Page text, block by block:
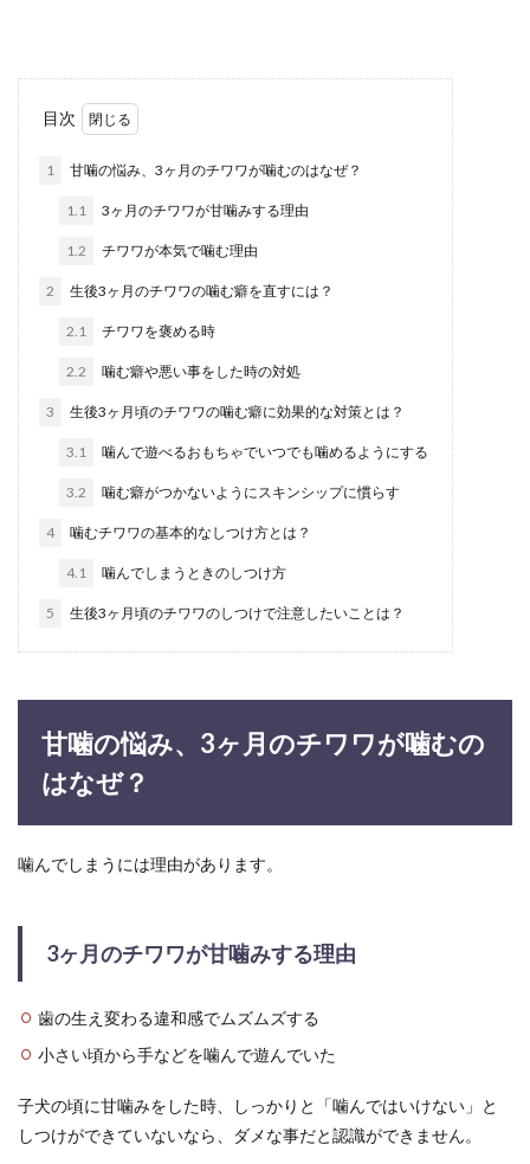
魚焼きグリルの掃除方法！内部のベタ
お魚を焼いた後の魚焼きグリルの内部には、ベタ
ベタ汚れや頑固な焦げ付き汚れが残っていますよ
ね。油断して...
メダカは水草を食べるのは本当？メダ
カにおすすめの水草はコレ！
メダカが水草を食べると聞くと「本当に食べる
の？」とびっくりする人もいるかもしれません
音に敏感な赤ちゃん！赤ちゃんがすぐ
赤ちゃんが音に敏感で、ほんの少しの物音でもす
い理由とその対策について
野良猫を保護した後ずっと鳴きやまないと、病気
白身魚フライの冷凍保存期間とコツと
おすすめアレンジ方法
白身魚のフライは冷凍保存することで、料理の時
すよね。...
目次
1 甘噛の悩み、3ヶ月のチワワが噛むのはなぜ？
1.1 3ヶ月のチワワが甘噛みする理由
1.2 チワワが本気で噛む理由
2 生後3ヶ月のチワワの噛む癖を直すには？
2.1 チワワを褒める時
2.2 噛む癖や悪い事をした時の対処
3 生後3ヶ月頃のチワワの噛む癖に効果的な対策とは？
3.1 噛んで遊べるおもちゃでいつでも噛めるようにする
3.2 噛む癖がつかないようにスキンシップに慣らす
4 噛むチワワの基本的なしつけ方とは？
4.1 噛んでしまうときのしつけ方
5 生後3ヶ月頃のチワワのしつけで注意したいことは？
甘噛の悩み、3ヶ月のチワワが噛むの
はなぜ？
噛んでしまうには理由があります。
3ヶ月のチワワが甘噛みする理由
歯の生え変わる違和感でムズムズする
小さい頃から手などを噛んで遊んでいた
子犬の頃に甘噛みをした時、しっかりと「噛んではいけない」と
しつけができていないなら、ダメな事だと認識ができません。